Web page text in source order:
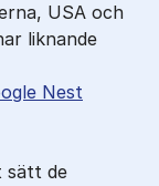
USA och
liknande
Nest
sätt de